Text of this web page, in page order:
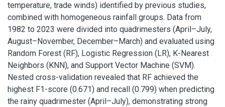
temperature, trade winds) identified by previous studies,
combined with homogeneous rainfall groups. Data from
1982 to 2023 were divided into quadrimesters (April–July,
August–November, December–March) and evaluated using
Random Forest (RF), Logistic Regression (LR), K-Nearest
Neighbors (KNN), and Support Vector Machine (SVM).
Nested cross-validation revealed that RF achieved the
highest F1-score (0.671) and recall (0.799) when predicting
the rainy quadrimester (April–July), demonstrating strong